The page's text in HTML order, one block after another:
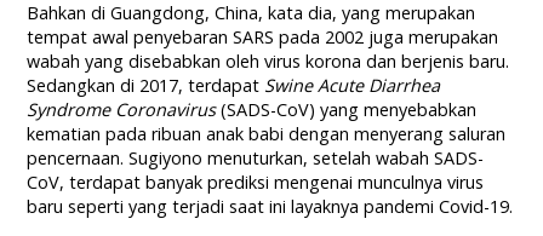
Bahkan di Guangdong, China, kata dia, yang merupakan
tempat awal penyebaran SARS pada 2002 juga merupakan
wabah yang disebabkan oleh virus korona dan berjenis baru.
Sedangkan di 2017, terdapat Swine Acute Diarrhea
Syndrome Coronavirus(SADS-CoV) yang menyebabkan
kematian pada ribuan anak babi dengan menyerang saluran
pencernaan. Sugiyono menuturkan, setelah wabah SADS-
CoV, terdapat banyak prediksi mengenai munculnya virus
baru seperti yang terjadi saat ini layaknya pandemi Covid-19.